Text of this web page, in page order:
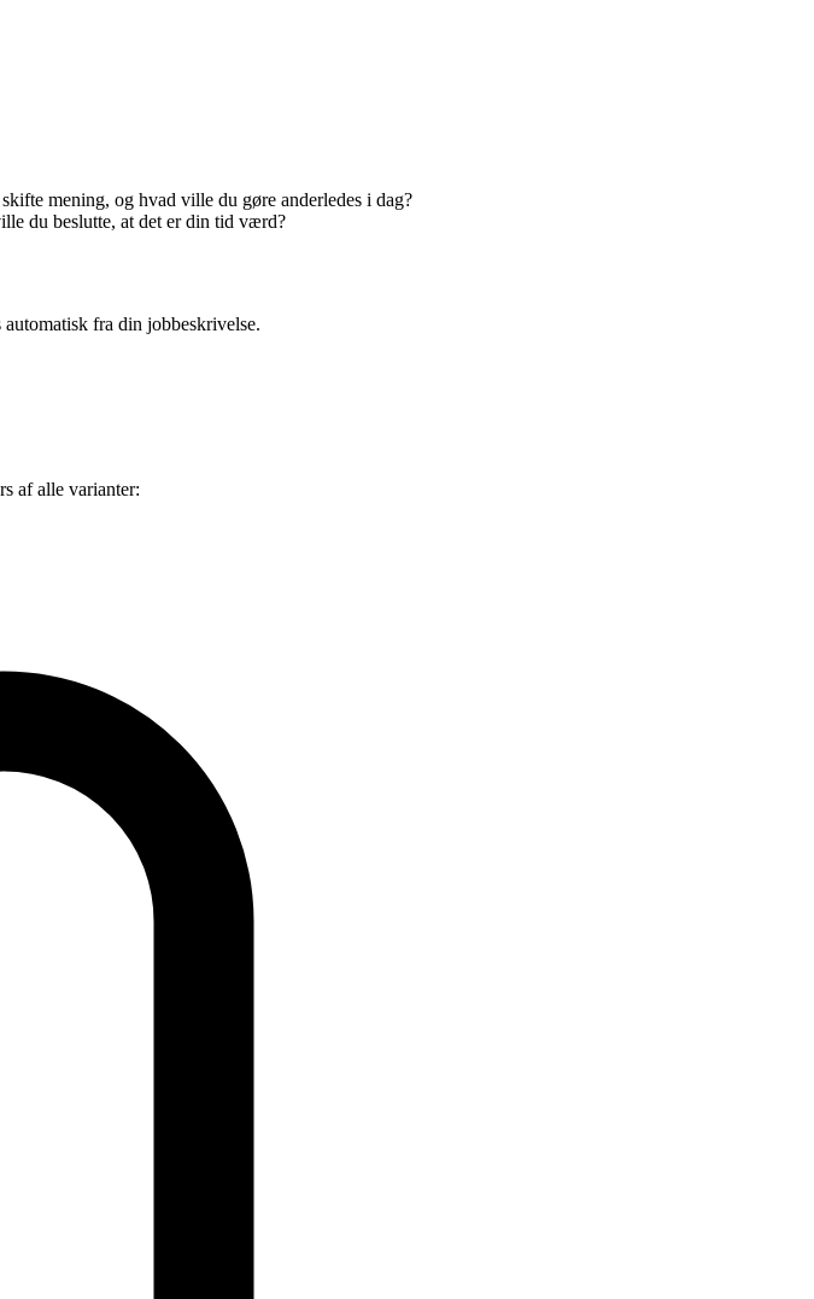
mening, og hvad ville du gøre anderledes i dag?
du beslutte, at det er din tid værd?
fra din jobbeskrivelse.
af alle varianter: